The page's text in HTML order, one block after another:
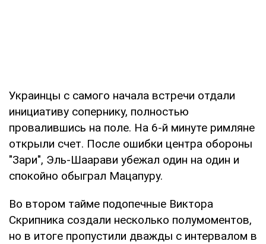
Украинцы с самого начала встречи отдали
инициативу сопернику, полностью
провалившись на поле. На 6-й минуте римляне
открыли счет. После ошибки центра обороны
"Зари", Эль-Шаарави убежал один на один и
спокойно обыграл Мацапуру.
Во втором тайме подопечные Виктора
Скрипника создали несколько полумоментов,
но в итоге пропустили дважды с интервалом в